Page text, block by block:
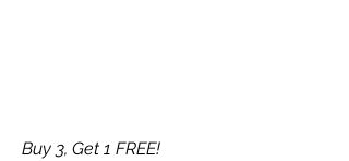
Buy 3, Get 1 FREE!